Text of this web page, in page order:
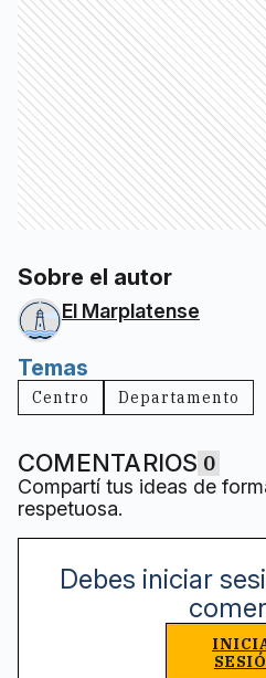
Sobre el autor
El Marplatense
Temas
Centro Departamento
COMENTARIOS 0
Compartí tus ideas de
respetuosa.
Debes iniciar